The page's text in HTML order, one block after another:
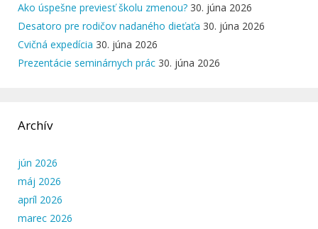
Ako úspešne previesť školu zmenou? 30. júna 2026
Desatoro pre rodičov nadaného dieťaťa 30. júna 2026
Cvičná expedícia 30. júna 2026
Prezentácie seminárnych prác 30. júna 2026
Archív
jún 2026
máj 2026
apríl 2026
marec 2026